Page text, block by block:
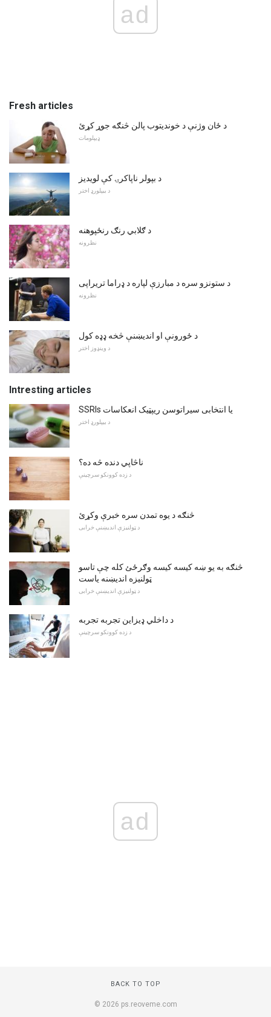
ad
Fresh articles
د ځان وژنې د خوندیتوب پالن څنګه جوړ کړئ
ډیپلومات
د بپولر ناپاکرۍ کې لویدیز
د بیپلورډ اختر
د ګلابي رنګ رنځپوهنه
نظرونه
د ستونزو سره د مبارزې لپاره د ډراما تریراپی
نظرونه
د ځورونې او اندیښنې څخه ډډه کول
د وینډوز اختر
Intresting articles
SSRIs یا انتخابی سیراتوسن ریپټیک انعکاسات
د بیپلورډ اختر
ناڅاپي دنده څه ده؟
د زده کوونکو سرچینې
څنګه د یوه تمدن سره خبرې وکړئ
د ټولنیزې اندیښنې خرابی
څنګه به یو ښه کیسه کیسه وګرځئ کله چې تاسو
ټولنیزه اندیښنه یاست
د ټولنیزې اندیښنې خرابی
د داخلي ډیزاین تجربه تجربه
د زده کوونکو سرچینې
ad
BACK TO TOP
© 2026 ps.reoveme.com